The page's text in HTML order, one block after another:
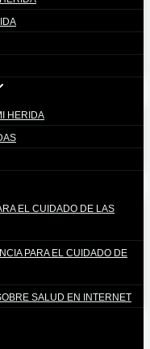
HERIDA
EL CUIDADO DE LAS
PARA EL CUIDADO DE
SALUD EN INTERNET